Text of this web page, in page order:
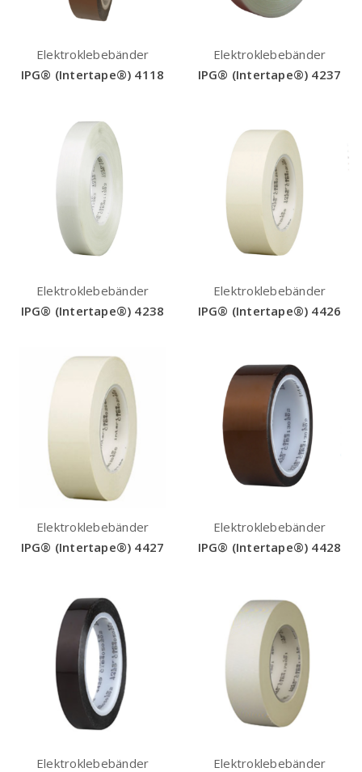
Elektroklebebänder
IPG® (Intertape®) 4118
Elektroklebebänder
IPG® (Intertape®) 4237
Elektroklebebänder
IPG® (Intertape®) 4238
Elektroklebebänder
IPG® (Intertape®) 4426
Elektroklebebänder
IPG® (Intertape®) 4427
Elektroklebebänder
IPG® (Intertape®) 4428
Elektroklebebänder
Elektroklebebänder